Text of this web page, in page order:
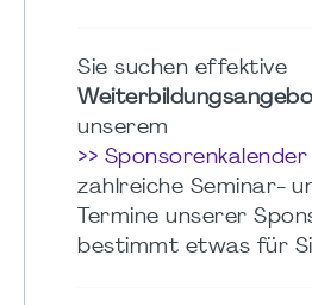
Sie suchen effektive
unserem
>> Sponsorenkalender
zahlreiche Seminar-
Termine unserer
bestimmt etwas für